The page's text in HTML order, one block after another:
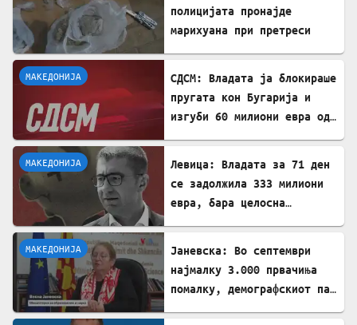
полицијата пронајде
марихуана при претреси
МАКЕДОНИЈА
СДСМ: Владата ја блокираше
пругата кон Бугарија и
изгуби 60 милиони евра од
МАКЕДОНИЈА
Левица: Владата за 71 ден
се задолжила 333 милиони
евра, бара целосна
МАКЕДОНИЈА
Јаневска: Во септември
најмалку 3.000 првачиња
помалку, демографскиот пад